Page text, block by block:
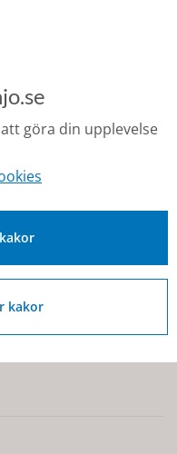
information både för
och för dig som
olika typer av
som barn eller
göra din upplevelse
kakor